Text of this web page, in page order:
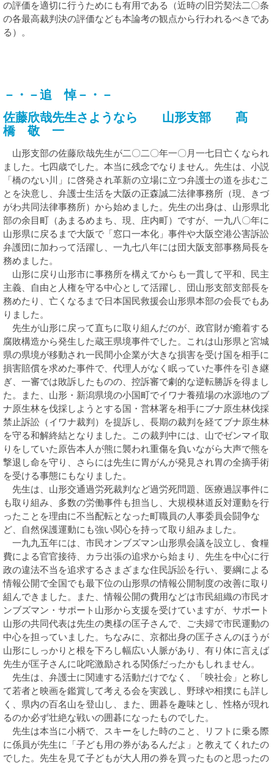
の評価を適切に行うためにも有用である（近時の旧労契法二〇条
の各最高裁判決の評価なども本論考の観点から行われるべきであ
る）。
－・－追 悼－・－
佐藤欣哉先生さようなら 山形支部 髙
橋 敬 一
山形支部の佐藤欣哉先生が二〇二〇年一〇月一七日亡くなられ
ました。七四歳でした。本当に残念でなりません。先生は、小説
「橋のない川」に啓発され革新の立場に立つ弁護士の道を歩むこ
とを決意し、弁護士生活を大阪の正森誠二法律事務所（現、きづ
がわ共同法律事務所）から始めました。先生の出身は、山形県北
部の余目町（あまるめまち、現、庄内町）ですが、一九八〇年に
山形県に戻るまで大阪で「窓口一本化」事件や大阪空港公害訴訟
弁護団に加わって活躍し、一九七八年には団大阪支部事務局長を
務めました。
山形に戻り山形市に事務所を構えてからも一貫して平和、民主
主義、自由と人権を守る中心として活躍し、団山形支部支部長を
務めたり、亡くなるまで日本国民救援会山形県本部の会長でもあ
りました。
先生が山形に戻って直ちに取り組んだのが、政官財が癒着する
腐敗構造から発生した蔵王県境事件でした。これは山形県と宮城
県の県境が移動され一民間小企業が大きな損害を受け国を相手に
損害賠償を求めた事件で、代理人がなく眠っていた事件を引き継
ぎ、一審では敗訴したものの、控訴審で劇的な逆転勝訴を得まし
た。また、山形・新潟県境の小国町でイワナ養殖場の水源地のブ
ナ原生林を伐採しようとする国・営林署を相手にブナ原生林伐採
禁止訴訟（イワナ裁判）を提訴し、長期の裁判を経てブナ原生林
を守る和解終結となりました。この裁判中には、山でゼンマイ取
りをしていた原告本人が熊に襲われ重傷を負いながら大声で熊を
撃退し命を守り、さらには先生に胃がんが発見され胃の全摘手術
を受ける事態にもなりました。
先生は、山形交通過労死裁判など過労死問題、医療過誤事件に
も取り組み、多数の労働事件も担当し、大規模林道反対運動を行
ったことを理由に不当配転となった町職員の人事委員会闘争な
ど、自然保護運動にも強い関心を持って取り組みました。
一九九五年には、市民オンブズマン山形県会議を設立し、食糧
費による官官接待、カラ出張の追求から始まり、先生を中心に行
政の違法不当を追求するさまざまな住民訴訟を行い、要綱による
情報公開で全国でも最下位の山形県の情報公開制度の改善に取り
組んできました。また、情報公開の費用などは市民組織の市民オ
ンブズマン・サポート山形から支援を受けていますが、サポート
山形の共同代表は先生の奥様の匡子さんで、ご夫婦で市民運動の
中心を担っていました。ちなみに、京都出身の匡子さんのほうが
山形にしっかりと根を下ろし幅広い人脈があり、有り体に言えば
先生が匡子さんに叱咤激励される関係だったかもしれません。
先生は、弁護士に関連する活動だけでなく、「映社会」と称し
て若者と映画を鑑賞して考える会を実践し、野球や相撲にも詳し
く、県内の百名山を登山し、また、囲碁を趣味とし、性格が現れ
るのか必ず壮絶な戦いの囲碁になったものでした。
先生は本当に小柄で、スキーをした時のこと、リフトに乗る際
に係員が先生に「子ども用の券があるんだよ」と教えてくれたの
でした。先生を見て子どもが大人用の券を買ったものと思ったの